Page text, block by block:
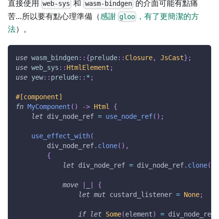
直接使用 web-sys 和 wasm-bindgen的介面可能有點痛
苦…所以要有點心理準備（感謝 gloo
，有了更簡潔的方
法）。
use wasm_bindgen:: {prelude:: Closure, JsCast} ;
use web_sys :: HtmlElement ;
use yew:: prelude:: * ;
#[component]
fn MyComponent ( ) -> Html
{
let div_node_ref = use_node_ref( ) ;
use_effect_with(
        div_node_ref
. clone( ) ,
{
let div_node_ref = div_node_ref. clone(
move
{
let mut custard_listener = None;
if let Some(element) = div_node_ref